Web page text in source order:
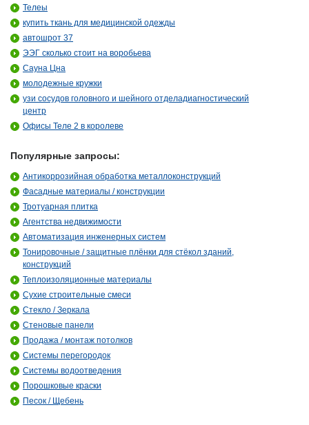
Телеы
купить ткань для медицинской одежды
автошрот 37
ЭЭГ сколько стоит на воробьева
Сауна Цна
молодежные кружки
узи сосудов головного и шейного отделадиагностический
центр
Офисы Теле 2 в королеве
Популярные запросы:
Антикоррозийная обработка металлоконструкций
Фасадные материалы / конструкции
Тротуарная плитка
Агентства недвижимости
Автоматизация инженерных систем
Тонировочные / защитные плёнки для стёкол зданий,
конструкций
Теплоизоляционные материалы
Сухие строительные смеси
Стекло / Зеркала
Стеновые панели
Продажа / монтаж потолков
Системы перегородок
Системы водоотведения
Порошковые краски
Песок / Щебень